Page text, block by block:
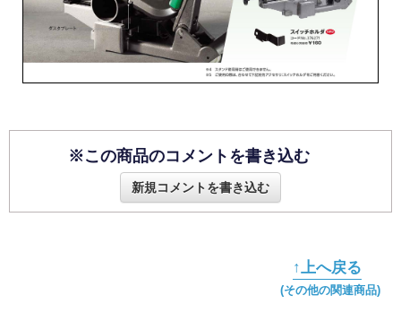
※この商品のコメントを書き込む
新規コメントを書き込む
↑上へ戻る
(その他の関連商品)